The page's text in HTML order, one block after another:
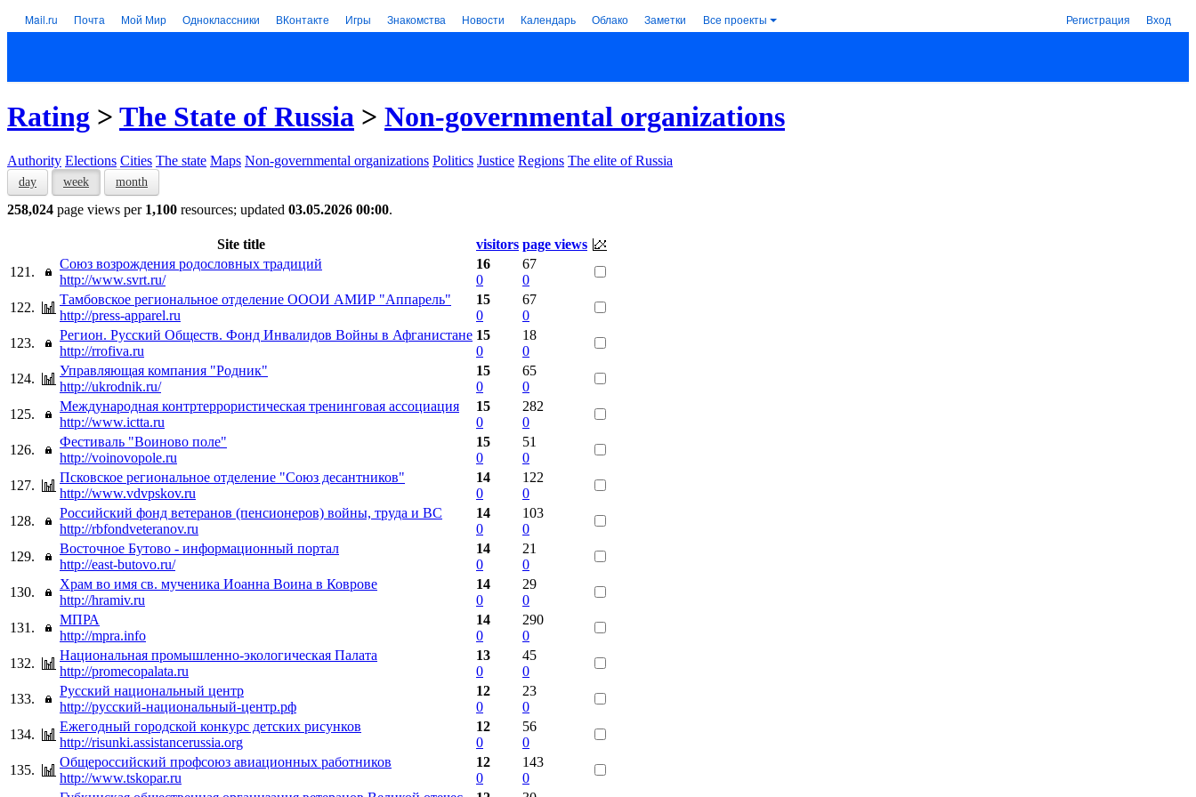
Mail.ru Почта Мой Мир Одноклассники ВКонтакте Игры Знакомства Новости Календарь Облако Заметки Все проекты Регистрация Вход
Rating > The State of Russia > Non-governmental organizations
Authority Elections Cities The state Maps Non-governmental organizations Politics Justice Regions The elite of Russia
day week month
258,024 page views per 1,100 resources; updated 03.05.2026 00:00.
Site title visitors page views
121.
Союз возрождения родословных традиций
http://www.svrt.ru/
16
0
67
0
122.
Тамбовское региональное отделение ОООИ АМИР "Аппарель"
http://press-apparel.ru
15
0
67
0
123.
Регион. Русский Обществ. Фонд Инвалидов Войны в Афганистане
http://rrofiva.ru
15
0
18
0
124.
Управляющая компания "Родник"
http://ukrodnik.ru/
15
0
65
0
125.
Международная контртеррористическая тренинговая ассоциация
http://www.ictta.ru
15
0
282
0
126.
Фестиваль "Воиново поле"
http://voinovopole.ru
15
0
51
0
127.
Псковское региональное отделение "Союз десантников"
http://www.vdvpskov.ru
14
0
122
0
128.
Российский фонд ветеранов (пенсионеров) войны, труда и ВС
http://rbfondveteranov.ru
14
0
103
0
129.
Восточное Бутово - информационный портал
http://east-butovo.ru/
14
0
21
0
130.
Храм во имя св. мученика Иоанна Воина в Коврове
http://hramiv.ru
14
0
29
0
131.
МПРА
http://mpra.info
14
0
290
0
132.
Национальная промышленно-экологическая Палата
http://promecopalata.ru
13
0
45
0
133.
Русский национальный центр
http://русский-национальный-центр.рф
12
0
23
0
134.
Ежегодный городской конкурс детских рисунков
http://risunki.assistancerussia.org
12
0
56
0
135.
Общероссийский профсоюз авиационных работников
http://www.tskopar.ru
12
0
143
0